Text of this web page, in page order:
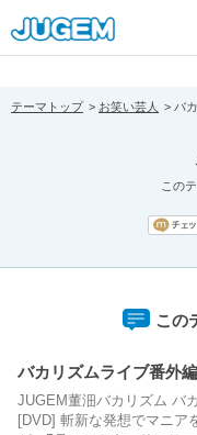
[pear_error:
prefix="" info=""]
テーマトップ お笑い芸人 バ
この
この
バカリズムライブ番外
JUGEM董沺バカリズム バ
[DVD] 斬新な発想でマニア